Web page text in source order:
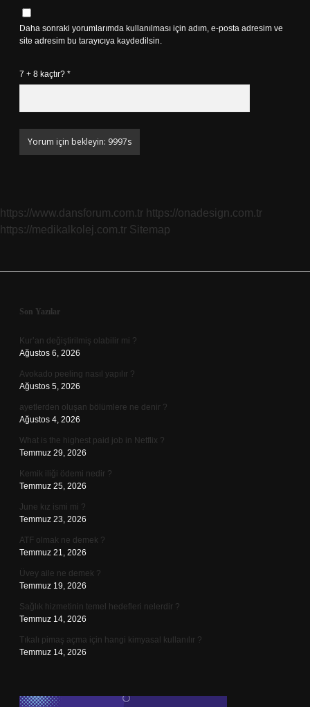
Daha sonraki yorumlarımda kullanılması için adım, e-posta adresim ve
site adresim bu tarayıcıya kaydedilsin.
7 + 8 kaçtır? *
https://www.dansforum.com.tr https://onadesign.com.tr
https://medikalkolej.com.tr Sitemap
Sidebar
Son Yazılar
Kur’an değiştirilmiş olabilir mi ?
Ağustos 6, 2026
Avokado peeling nasıl yapılır ?
Ağustos 5, 2026
ayetlerden oluşan bölümlere ne denir ?
Ağustos 4, 2026
What is the highest paid job in Netflix ?
Temmuz 29, 2026
Kemik iliği ödemi nedir ?
Temmuz 25, 2026
June kız ismi mi ?
Temmuz 23, 2026
ATF olmak ne demek ?
Temmuz 21, 2026
Üvey aile ne demek ?
Temmuz 19, 2026
Sağlık hizmetinin temel hedefleri nelerdir ?
Temmuz 14, 2026
Tıkalı pimaş açma için hangi kimyasal kullanılır ?
Temmuz 14, 2026